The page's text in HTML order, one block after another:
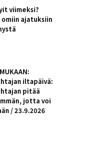
viimeksi?
ajatuksiin
iltapäivä:
pitää
jotta voi
/ 23.9.2026